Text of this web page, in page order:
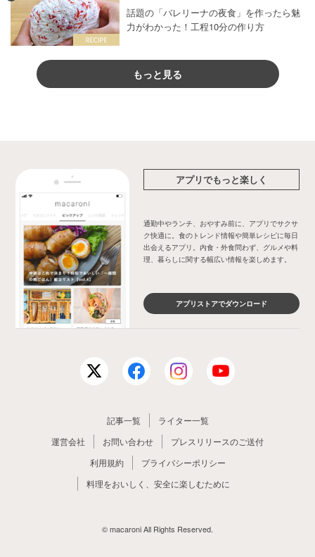
話題の「バレリーナの夜食」を作ったら魅
力がわかった！工程10分の作り方
もっと見る
アプリでもっと楽しく
通勤中やランチ、おやすみ前に、アプリでサクサ
ク快適に。食のトレンド情報や簡単レシピに毎日
出会えるアプリ。内食・外食問わず、グルメや料
理、暮らしに関する幅広い情報を楽しめます。
アプリストアでダウンロード
記事一覧
ライター一覧
運営会社
お問い合わせ
プレスリリースのご送付
利用規約
プライバシーポリシー
料理をおいしく、安全に楽しむために
© macaroni All Rights Reserved.